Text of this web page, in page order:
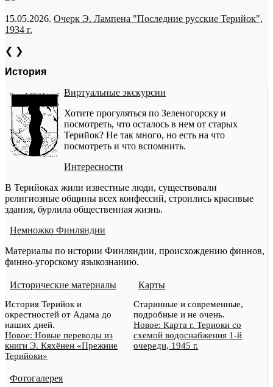
15.05.2026. Очерк Э. Лампена "Последние русские Терийок",
1934 г.
❮ ❯
История
Виртуальные экскурсии
Хотите прогуляться по Зеленогорску и
посмотреть, что осталось в нем от старых
Терийок? Не так много, но есть на что
посмотреть и что вспомнить.
Интересности
В Терийоках жили известные люди, существовали
религиозные общины всех конфессий, строились красивые
здания, бурлила общественная жизнь.
Немножко Финляндии
Материалы по истории Финляндии, происхождению финнов,
финно-угорскому языкознанию.
Исторические материалы
История Терийок и
окрестностей от Адама до
наших дней.
Новое: Новые переводы из
книги Э. Кяхёнен «Прежние
Терийоки»
Карты
Старинные и современные,
подробные и не очень.
Новое: Карта г. Териоки со
схемой водоснабжения 1-й
очереди, 1945 г.
Фотогалерея